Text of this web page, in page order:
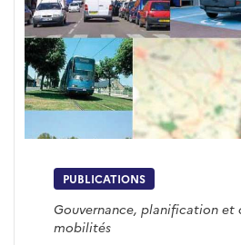
PUBLICATIONS
Gouvernance, planification et
mobilités